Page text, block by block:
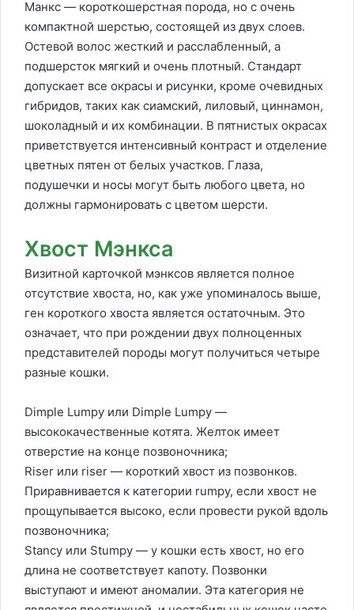
Манкс — короткошерстная порода, но с очень
компактной шерстью, состоящей из двух слоев.
Остевой волос жесткий и расслабленный, а
подшерсток мягкий и очень плотный. Стандарт
допускает все окрасы и рисунки, кроме очевидных
гибридов, таких как сиамский, лиловый, циннамон,
шоколадный и их комбинации. В пятнистых окрасах
приветствуется интенсивный контраст и отделение
цветных пятен от белых участков. Глаза,
подушечки и носы могут быть любого цвета, но
должны гармонировать с цветом шерсти.
Хвост Мэнкса
Визитной карточкой мэнксов является полное
отсутствие хвоста, но, как уже упоминалось выше,
ген короткого хвоста является остаточным. Это
означает, что при рождении двух полноценных
представителей породы могут получиться четыре
разные кошки.
Dimple Lumpy или Dimple Lumpy —
высококачественные котята. Желток имеет
отверстие на конце позвоночника;
Riser или riser — короткий хвост из позвонков.
Приравнивается к категории rumpy, если хвост не
прощупывается высоко, если провести рукой вдоль
позвоночника;
Stancy или Stumpy — у кошки есть хвост, но его
длина не соответствует капоту. Позвонки
выступают и имеют аномалии. Эта категория не